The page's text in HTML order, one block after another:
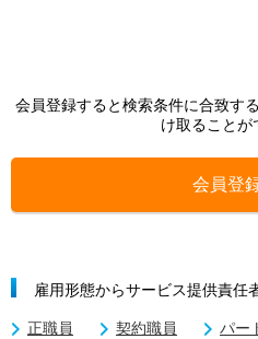
会員登録すると検索条件に合致す
け取ることが
会員登
雇用形態からサービス提供責任
正職員 契約職員
パー